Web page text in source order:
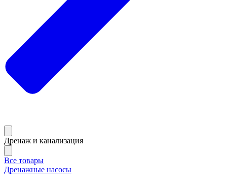
Дренаж и канализация
Все товары
Дренажные насосы